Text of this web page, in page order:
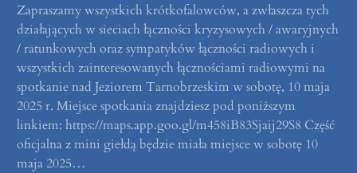
Zapraszamy wszystkich krótkofalowców, a zwłaszcza tych
działających w sieciach łączności kryzysowych / awaryjnych
/ ratunkowych oraz sympatyków łączności radiowych i
wszystkich zainteresowanych łącznościami radiowymi na
spotkanie nad Jeziorem Tarnobrzeskim w sobotę, 10 maja
2025 r. Miejsce spotkania znajdziesz pod poniższym
linkiem: https://maps.app.goo.gl/m458iB83Sjaij29S8 Część
oficjalna z mini giełdą będzie miała miejsce w sobotę 10
maja 2025…